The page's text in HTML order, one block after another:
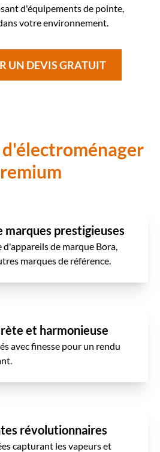
d'équipements de pointe,
votre environnement.
UN DEVIS GRATUIT
marques prestigieuses
d'appareils de marque Bora
marques de référence.
et harmonieuse
avec finesse pour un rendu
révolutionnaires
capturant les vapeurs et